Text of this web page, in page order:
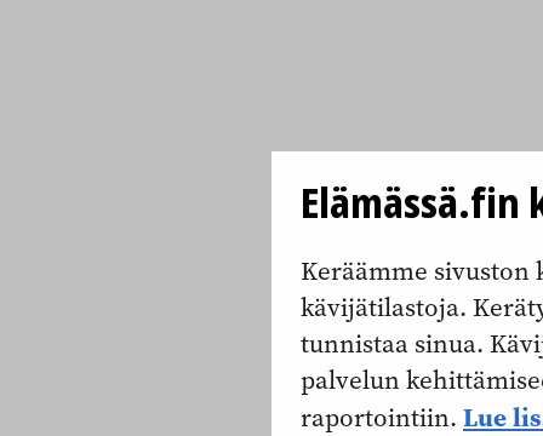
Keräämme sivuston
kävijätilastoja.
tunnistaa sinua.
palvelun
raportointiin. Lue